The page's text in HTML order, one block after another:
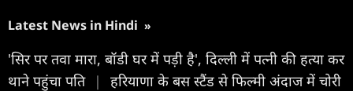
Latest News in Hindi »
'सिर पर तवा मारा, बॉडी घर में पड़ी है', दिल्ली में पत्नी की हत्या कर
थाने पहुंचा पति |
हरियाणा के बस स्टैंड से फिल्मी अंदाज में चोरी